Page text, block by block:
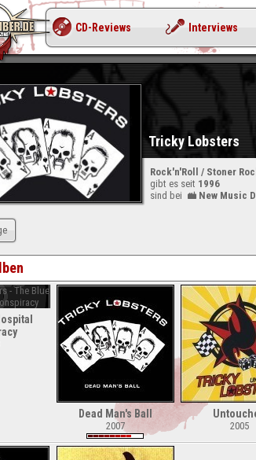
Tricky Lobsters
Rock'n'Roll / Stoner
gibt es seit 1996
sind bei
New Music
Dead Man's Ball
2007 2005
CD-Reviews Interviews